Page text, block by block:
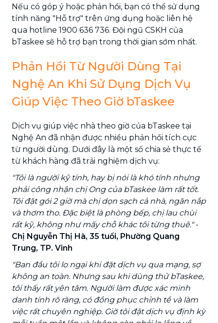
Nếu có góp ý hoặc phản hồi, bạn có thể sử dụng
tính năng "Hỗ trợ" trên ứng dụng hoặc liên hệ
qua hotline 1900 636 736. Đội ngũ CSKH của
bTaskee sẽ hỗ trợ bạn trong thời gian sớm nhất.
Phản Hồi Từ Người Dùng Tại
Nghệ An Khi Sử Dụng Dịch Vụ
Giúp Việc Theo Giờ bTaskee
Dịch vụ giúp việc nhà theo giờ của bTaskee tại
Nghệ An đã nhận được nhiều phản hồi tích cực
từ người dùng. Dưới đây là một số chia sẻ thực tế
từ khách hàng đã trải nghiệm dịch vụ:
"Tôi là người kỹ tính, hay bị nói là khó tính nhưng
phải công nhận chị Ong của bTaskee làm rất tốt.
Tôi đặt gói 2 giờ mà chị dọn sạch cả nhà, ngăn nắp
và thơm tho. Đặc biệt là phòng bếp, chị lau chùi
rất kỹ, không như mấy chỗ khác tôi từng thuê."-
Chị Nguyễn Thị Hà, 35 tuổi, Phường Quang
Trung, TP. Vinh
"Ban đầu tôi lo ngại khi đặt dịch vụ qua mạng, sợ
không an toàn. Nhưng sau khi dùng thử bTaskee,
tôi thấy rất yên tâm. Người làm được xác minh
danh tính rõ ràng, có đồng phục chỉnh tề và làm
việc rất chuyên nghiệp. Giờ tôi đặt dịch vụ định kỳ